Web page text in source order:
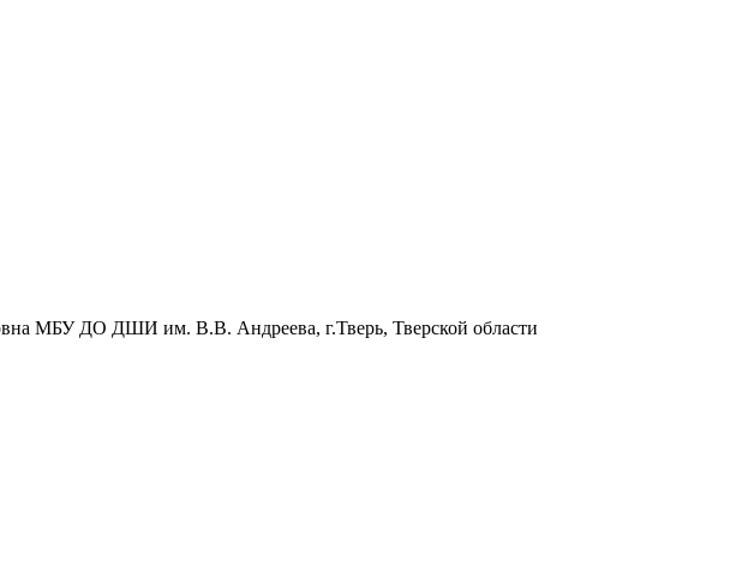
МБУ ДО ДШИ им. В.В. Андреева, г.Тверь, Тверской области